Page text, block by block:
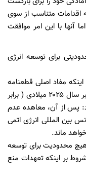
اقدامات متناسب از سوی
آنها با این امر موافقت
برای توسعه انرژی
مفاد اصلی قطعنامه
۲۲۳۱ شورای امنیت سازمان ملل متحد در اکتبر سال ۲۰۲۵ میلادی ( برابر
کرد: پس از آن، معاهده عدم
بین المللی انرژی اتمی
ماند.
هیچ محدودیت برای توسعه
بر اینکه تعهدات منع